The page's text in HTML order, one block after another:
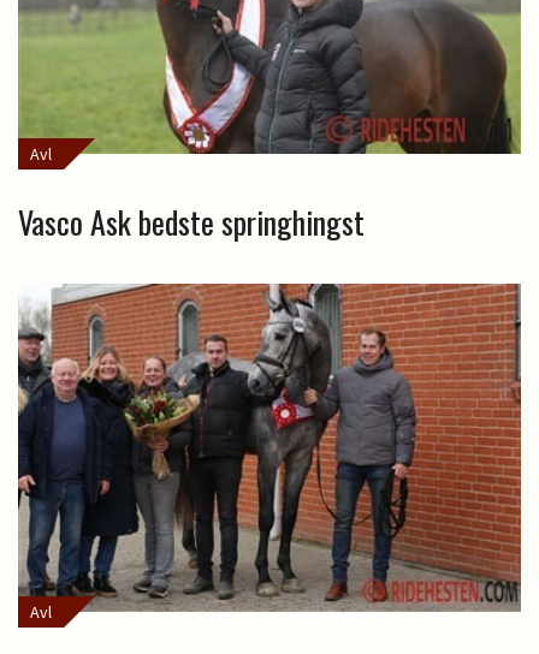
Avl
Vasco Ask bedste springhingst
Avl